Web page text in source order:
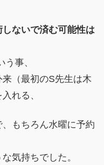
しないで済む可能性は
う事、
（最初のS先生は木
れる、
もちろん水曜に予約
気持ちでした。